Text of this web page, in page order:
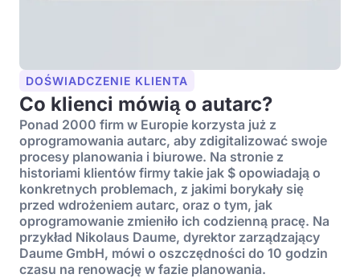
DOŚWIADCZENIE KLIENTA
Co klienci mówią o autarc?
Ponad 2000 firm w Europie korzysta już z
oprogramowania autarc, aby zdigitalizować swoje
procesy planowania i biurowe. Na stronie z
historiami klientów firmy takie jak $ opowiadają o
konkretnych problemach, z jakimi borykały się
przed wdrożeniem autarc, oraz o tym, jak
oprogramowanie zmieniło ich codzienną pracę. Na
przykład Nikolaus Daume, dyrektor zarządzający
Daume GmbH, mówi o oszczędności do 10 godzin
czasu na renowację w fazie planowania.